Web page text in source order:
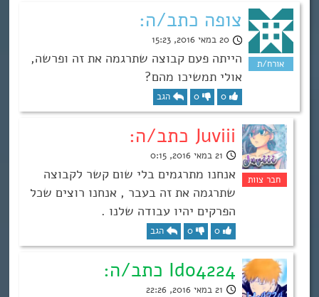
צופה כתב/ה:
20 במאי 2016, 15:23
הייתה פעם קבוצה שתרגמה את זה ופרשה,
אולי תמשיכו מהם?
0
0 הגב
Juviii כתב/ה:
21 במאי 2016, 0:15
אנחנו מתרגמים בלי שום קשר לקבוצה
שתרגמה את זה בעבר , אנחנו רוצים שכל
הפרקים יהיו עבודה שלנו .
0
0 הגב
Ido4224 כתב/ה:
21 במאי 2016, 22:26